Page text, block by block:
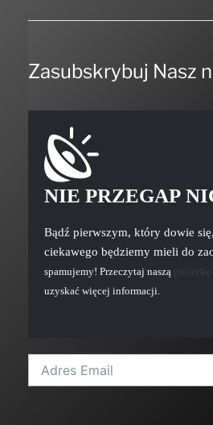
Zasubskrybuj Nasz
NIE PRZEGAP
Bądź pierwszym, który dowie
ciekawego będziemy mieli do
spamujemy! Przeczytaj naszą politykę
uzyskać więcej informacji.